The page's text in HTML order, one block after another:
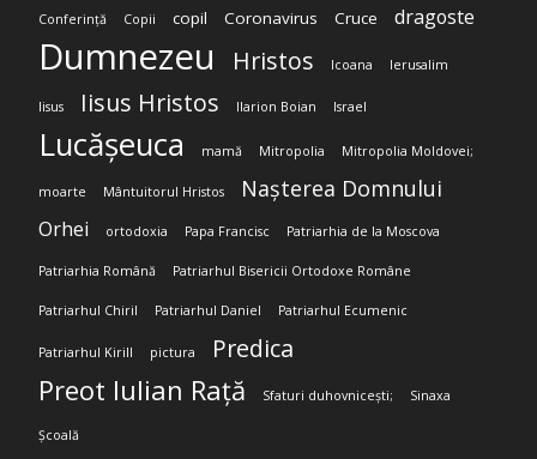
Conferință Copii copil Coronavirus Cruce dragoste
Dumnezeu Hristos Icoana Ierusalim
Iisus Iisus Hristos Ilarion Boian Israel
Lucășeuca mamă Mitropolia Mitropolia Moldovei;
moarte Mântuitorul Hristos Nașterea Domnului
Orhei ortodoxia Papa Francisc Patriarhia de la Moscova
Patriarhia Română Patriarhul Bisericii Ortodoxe Române
Patriarhul Chiril Patriarhul Daniel Patriarhul Ecumenic
Patriarhul Kirill pictura Predica
Preot Iulian Rață Sfaturi duhovnicești; Sinaxa
Școală